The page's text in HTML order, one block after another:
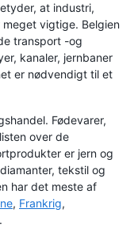
at industri,
vigtige. Belgien
transport -og
kanaler, jernbaner
er nødvendigt til et
Fødevarer,
over de
er jern og
tekstil og
har det meste af
, Frankrig,
.